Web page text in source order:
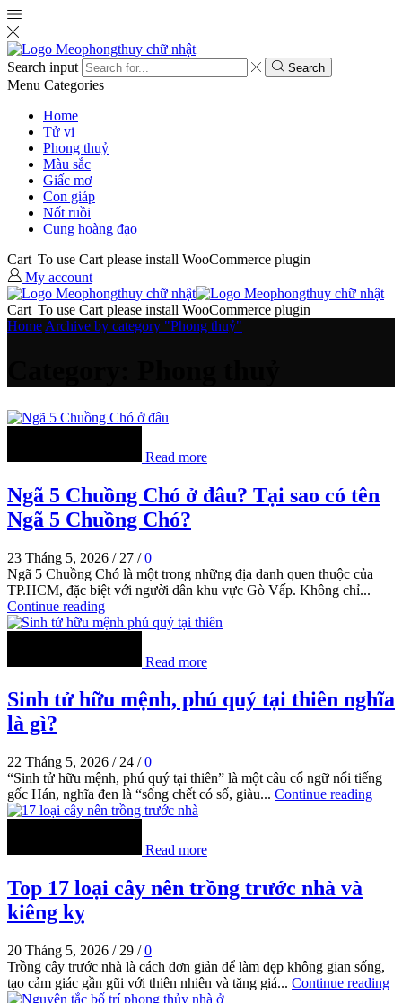
Search input Search
Menu Categories
Home
Tử vi
Phong thuỷ
Màu sắc
Giấc mơ
Con giáp
Nốt ruồi
Cung hoàng đạo
Cart To use Cart please install WooCommerce plugin
My account
Cart To use Cart please install WooCommerce plugin
Home Archive by category "Phong thuỷ"
Read more
Ngã 5 Chuồng Chó ở đâu? Tại sao có tên
Ngã 5 Chuồng Chó?
23 Tháng 5, 2026 / 27 / 0
Ngã 5 Chuồng Chó là một trong những địa danh quen thuộc của
TP.HCM, đặc biệt với người dân khu vực Gò Vấp. Không chỉ...
Continue reading
Read more
Sinh tử hữu mệnh, phú quý tại thiên nghĩa
là gì?
22 Tháng 5, 2026 / 24 / 0
“Sinh tử hữu mệnh, phú quý tại thiên” là một câu cổ ngữ nổi tiếng
gốc Hán, nghĩa đen là “sống chết có số, giàu... Continue reading
Read more
Top 17 loại cây nên trồng trước nhà và
kiêng kỵ
20 Tháng 5, 2026 / 29 / 0
Trồng cây trước nhà là cách đơn giản để làm đẹp không gian sống,
tạo cảm giác gần gũi với thiên nhiên và tăng giá... Continue reading